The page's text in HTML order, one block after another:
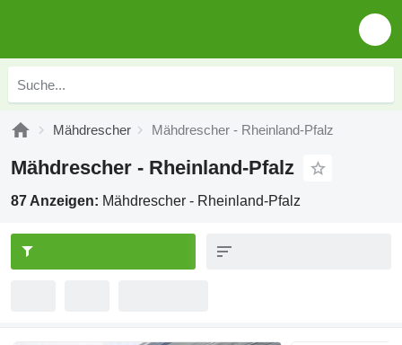
Mähdrescher Mähdrescher - Rheinland-Pfalz
Mähdrescher - Rheinland-Pfalz
87 Anzeigen: Mähdrescher - Rheinland-Pfalz